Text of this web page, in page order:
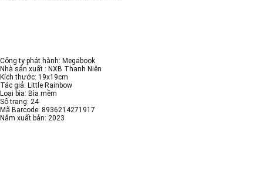
Công ty phát hành: Megabook
Nhà sản xuất : NXB Thanh Niên
Kích thước: 19x19cm
Tác giả: Little Rainbow
Loại bìa: Bìa mềm
Số trang: 24
Mã Barcode: 8936214271917
Năm xuất bản: 2023